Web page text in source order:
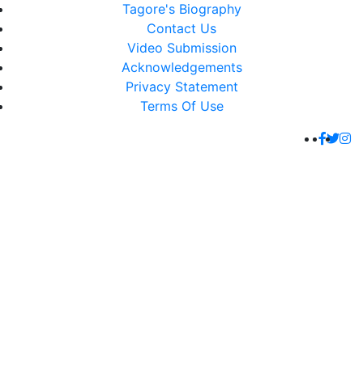
Tagore's Biography
Contact Us
Video Submission
Acknowledgements
Privacy Statement
Terms Of Use